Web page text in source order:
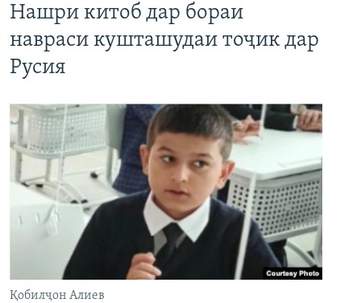
Нашри китоб дар бораи
навраси кушташудаи тоҷик дар
Русия
Қобилҷон Алиев